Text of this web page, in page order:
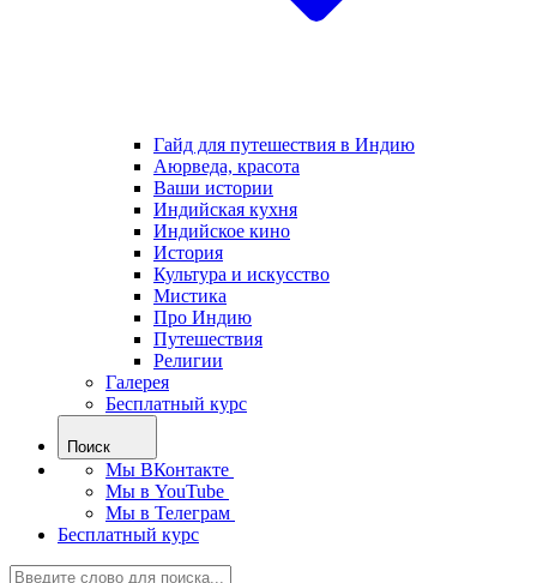
Гайд для путешествия в Индию
Аюрведа, красота
Ваши истории
Индийская кухня
Индийское кино
История
Культура и искусство
Мистика
Про Индию
Путешествия
Религии
Галерея
Бесплатный курс
Поиск
Мы ВКонтакте
Мы в YouTube
Мы в Телеграм
Бесплатный курс